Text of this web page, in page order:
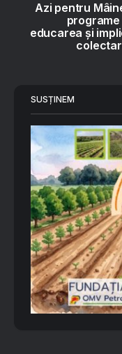
Azi pentru
educarea și
SUSȚINEM